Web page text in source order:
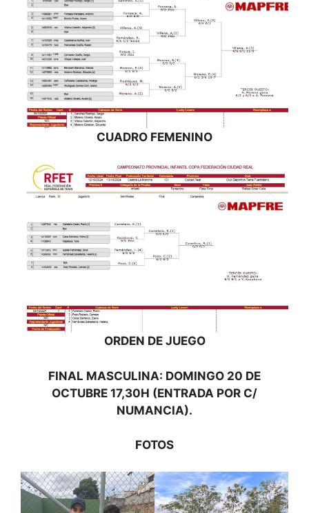
CUADRO FEMENINO
ORDEN DE JUEGO
FINAL MASCULINA: DOMINGO 20 DE
OCTUBRE 17,30H (ENTRADA POR C/
NUMANCIA).
FOTOS